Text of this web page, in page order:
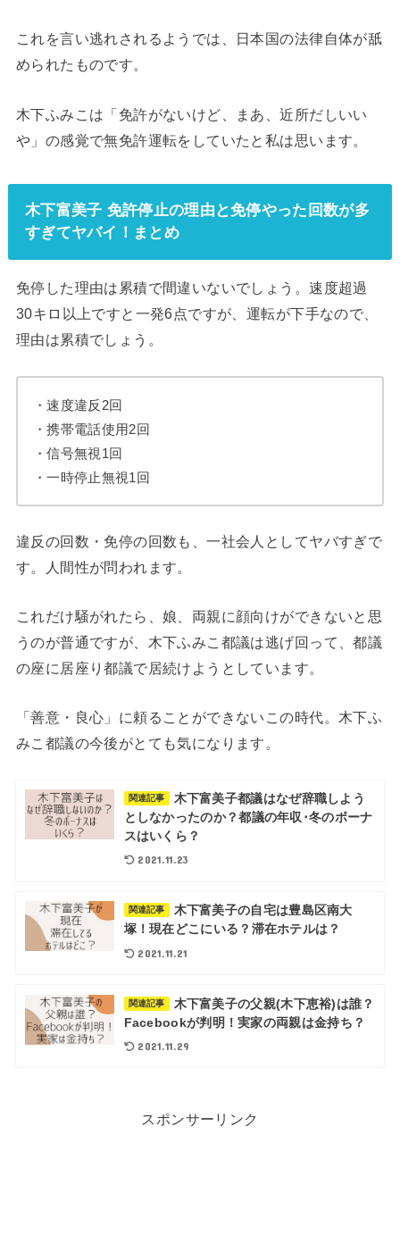
これを言い逃れされるようでは、日本国の法律自体が舐
められたものです。
木下ふみこは「免許がないけど、まあ、近所だしいい
や」の感覚で無免許運転をしていたと私は思います。
木下富美子 免許停止の理由と免停やった回数が多
すぎてヤバイ！まとめ
免停した理由は累積で間違いないでしょう。速度超過
30キロ以上ですと一発6点ですが、運転が下手なので、
理由は累積でしょう。
・速度違反2回
・携帯電話使用2回
・信号無視1回
・一時停止無視1回
違反の回数・免停の回数も、一社会人としてヤバすぎで
す。人間性が問われます。
これだけ騒がれたら、娘、両親に顔向けができないと思
うのが普通ですが、木下ふみこ都議は逃げ回って、都議
の座に居座り都議で居続けようとしています。
「善意・良心」に頼ることができないこの時代。木下ふ
みこ都議の今後がとても気になります。
関連記事
木下富美子都議はなぜ辞職しよう
としなかったのか？都議の年収･冬のボーナ
スはいくら？
2021.11.23
関連記事
木下富美子の自宅は豊島区南大
塚！現在どこにいる？滞在ホテルは？
2021.11.21
関連記事
木下富美子の父親(木下恵裕)は誰？
Facebookが判明！実家の両親は金持ち？
2021.11.29
スポンサーリンク